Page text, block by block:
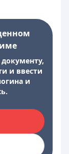
и ввести
и